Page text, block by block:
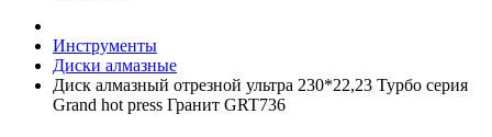
Инструменты
Диски алмазные
Диcк алмазный отрезной ультра 230*22,23 Турбо серия
Grand hot press Гранит GRT736